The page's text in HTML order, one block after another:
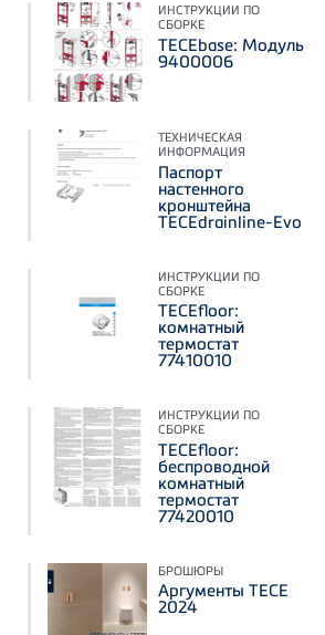
ИНСТРУКЦИИ ПО
СБОРКЕ
TECEbase: Модуль
9400006
ТЕХНИЧЕСКАЯ
ИНФОРМАЦИЯ
Паспорт
настенного
кронштейна
TECEdrainline-Evo
ИНСТРУКЦИИ ПО
СБОРКЕ
TECEfloor:
комнатный
термостат
77410010
ИНСТРУКЦИИ ПО
СБОРКЕ
TECEfloor:
беспроводной
комнатный
термостат
77420010
БРОШЮРЫ
Аргументы ТЕСЕ
2024